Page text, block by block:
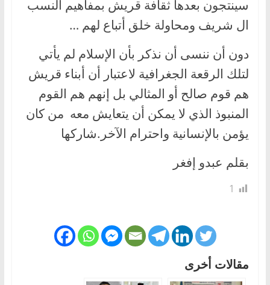
سينتجون بعدها ثقافة قريش بمفاهيم النسب
ال شريف ومحاولة خلق أتباع لهم …
دون أن ننسى أن نذكر بأن الإسلام لم يأتي
لتلك الرقعة الجغرافية لاعتبار أن أبناء قريش
هم قوم صالح أو المثالي بل إنهم هم القوم
المنبوذ الذي لا يمكن أن يتعايش معه من كان
يؤمن بالإنسانية واحترام الآخر.شاركها
بقلم عبدو إفغر
1
مقالات أخرى